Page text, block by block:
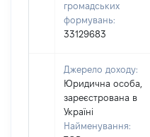
громадських
формувань:
33129683
Джерело доходу:
Юридична особа,
зареєстрована в
Україні
Найменування: